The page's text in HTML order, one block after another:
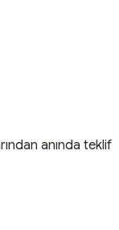
anında teklif